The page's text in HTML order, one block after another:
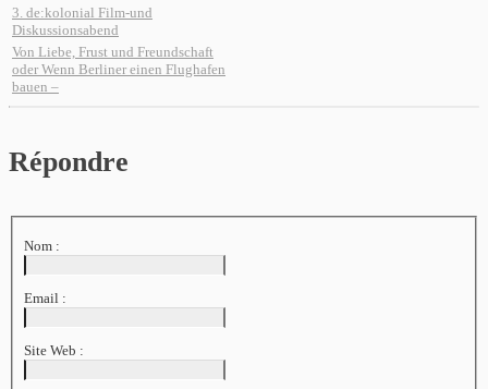
3. de:kolonial Film-und
Diskussionsabend
Von Liebe, Frust und Freundschaft
oder Wenn Berliner einen Flughafen
bauen –
Répondre
Nom :
Email :
Site Web :